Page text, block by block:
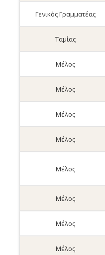
Γενικός Γραμματέας
Ταμίας
Μέλος
Μέλος
Μέλος
Μέλος
Μέλος
Μέλος
Μέλος
Μέλος